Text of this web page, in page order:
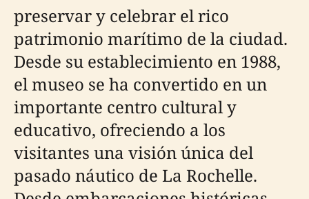
preservar y celebrar el rico
patrimonio marítimo de la ciudad.
Desde su establecimiento en 1988,
el museo se ha convertido en un
importante centro cultural y
educativo, ofreciendo a los
visitantes una visión única del
pasado náutico de La Rochelle.